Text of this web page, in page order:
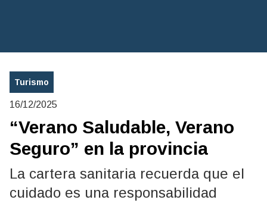
Turismo
16/12/2025
“Verano Saludable, Verano
Seguro” en la provincia
La cartera sanitaria recuerda que el
cuidado es una responsabilidad